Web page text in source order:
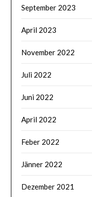
September 2023
April 2023
November 2022
Juli 2022
Juni 2022
April 2022
Feber 2022
Jänner 2022
Dezember 2021